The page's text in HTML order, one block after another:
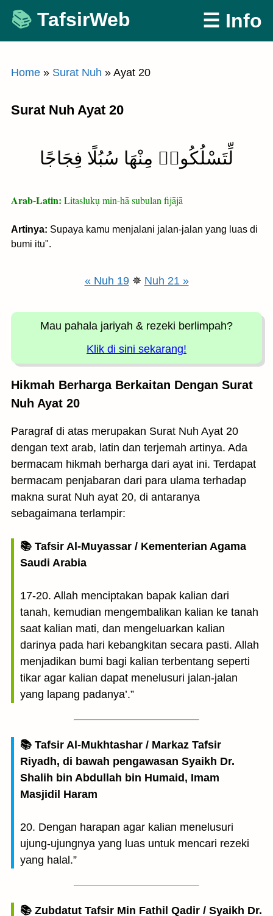
Skip
content
TafsirWeb ☰ Info
Home » Surat Nuh » Ayat 20
Surat Nuh Ayat 20
لِّتَسْلُكُوا۟ مِنْهَا سُبُلًا فِجَاجًا
Arab-Latin: Litaslukụ min-hā subulan fijājā
Artinya: Supaya kamu menjalani jalan-jalan yang luas di
bumi itu".
« Nuh 19✵ Nuh 21 »
Mau pahala jariyah & rezeki berlimpah?
Klik di sini sekarang!
Hikmah Berharga Berkaitan Dengan Surat
Nuh Ayat 20
Paragraf di atas merupakan Surat Nuh Ayat 20
dengan text arab, latin dan terjemah artinya. Ada
bermacam hikmah berharga dari ayat ini. Terdapat
bermacam penjabaran dari para ulama terhadap
makna surat Nuh ayat 20, di antaranya
sebagaimana terlampir:
📚 Tafsir Al-Muyassar / Kementerian Agama
Saudi Arabia
17-20. Allah menciptakan bapak kalian dari
tanah, kemudian mengembalikan kalian ke tanah
saat kalian mati, dan mengeluarkan kalian
darinya pada hari kebangkitan secara pasti. Allah
menjadikan bumi bagi kalian terbentang seperti
tikar agar kalian dapat menelusuri jalan-jalan
yang lapang padanya’.”
📚 Tafsir Al-Mukhtashar / Markaz Tafsir
Riyadh, di bawah pengawasan Syaikh Dr.
Shalih bin Abdullah bin Humaid, Imam
Masjidil Haram
20. Dengan harapan agar kalian menelusuri
ujung-ujungnya yang luas untuk mencari rezeki
yang halal.”
📚 Zubdatut Tafsir Min Fathil Qadir / Syaikh Dr.